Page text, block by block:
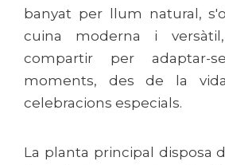
banyat per llum natural,
cuina moderna i
compartir per adaptar-
moments, des de la
celebracions especials.
La planta principal disposa